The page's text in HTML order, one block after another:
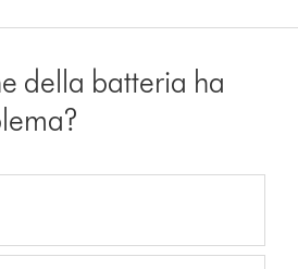
della batteria ha